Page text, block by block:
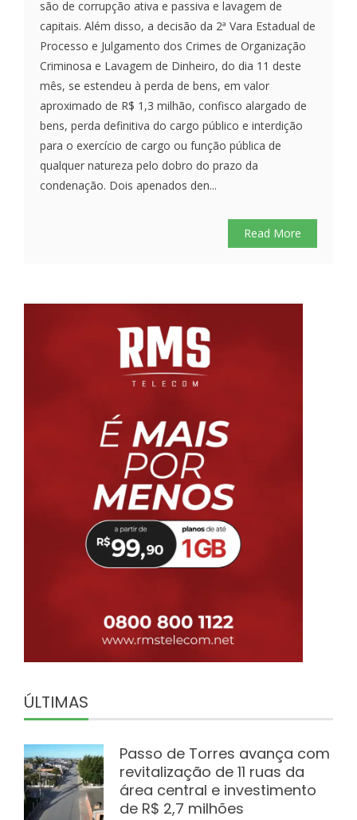
são de corrupção ativa e passiva e lavagem de
capitais. Além disso, a decisão da 2ª Vara Estadual de
Processo e Julgamento dos Crimes de Organização
Criminosa e Lavagem de Dinheiro, do dia 11 deste
mês, se estendeu à perda de bens, em valor
aproximado de R$ 1,3 milhão, confisco alargado de
bens, perda definitiva do cargo público e interdição
para o exercício de cargo ou função pública de
qualquer natureza pelo dobro do prazo da
condenação. Dois apenados den...
Read More
ÚLTIMAS
Passo de Torres avança com
revitalização de 11 ruas da
área central e investimento
de R$ 2,7 milhões